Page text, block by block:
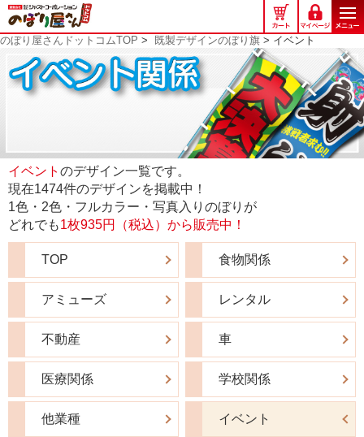
の
ぼ
り
さ
ト
コ
ム
のぼり屋さんドットコムTOP > 既製デザインのぼり旗 > イベント
イベント のデザイン一覧です。
現在1474件のデザインを掲載中！
1色・2色・フルカラー・写真入りのぼりが
どれでも1枚935円（税込）から販売中！
TOP
アミューズ
不動産
医療関係
他業種
食物関係
レンタル
車
学校関係
イベント